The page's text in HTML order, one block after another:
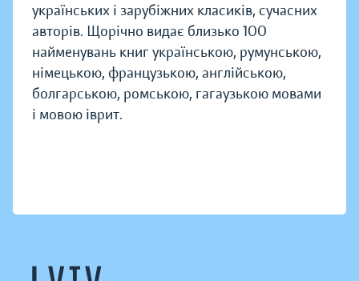
українських і зарубіжних класиків, сучасних
авторів. Щорічно видає близько 100
найменувань книг українською, румунською,
німецькою, французькою, англійською,
болгарською, ромською, гагаузькою мовами
і мовою іврит.